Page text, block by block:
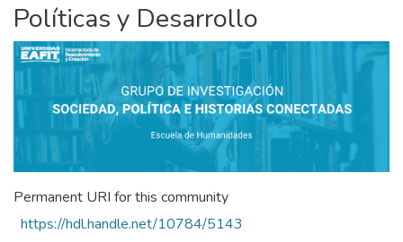
Políticas y Desarrollo
Permanent URI for this community
https://hdl.handle.net/10784/5143